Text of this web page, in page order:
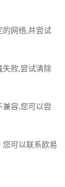
的网络,并尝试
失败,尝试清除
兼容,您可以尝
您可以联系欧易